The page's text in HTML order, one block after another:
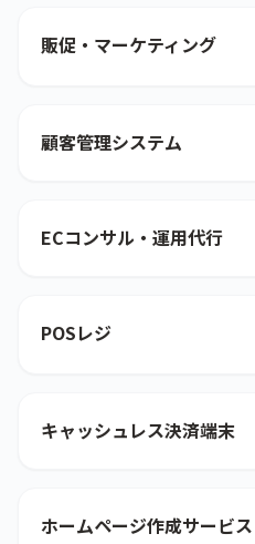
販促・マーケティング
顧客管理システム
ECコンサル・運用代行
POSレジ
キャッシュレス決済端末
ホームページ作成サービス